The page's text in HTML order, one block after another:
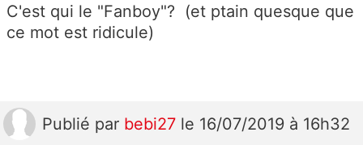
C'est qui le "Fanboy"? (et ptain quesque que
ce mot est ridicule)
Publié par bebi27 le 16/07/2019 à 16h32